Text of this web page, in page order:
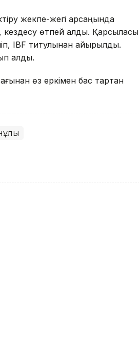
жекпе-жегі қарсаңында
өтпей қалды. Қарсыласы
IBF титулынан айырылды.
қалды.
өз еркімен бас тартқан